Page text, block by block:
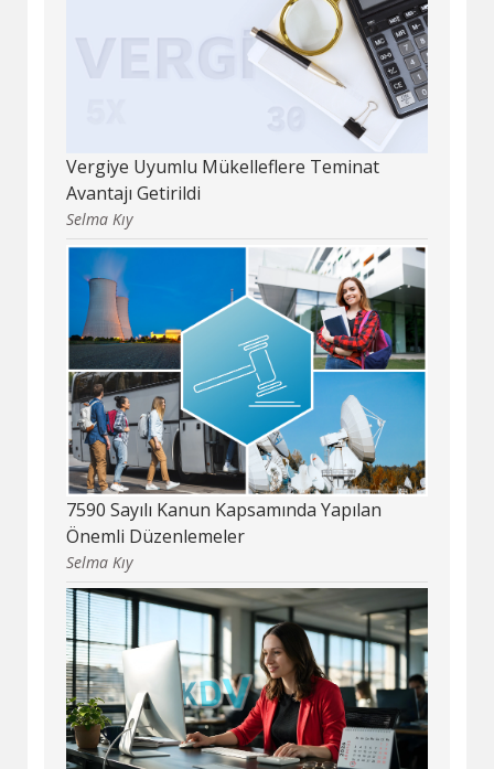
Vergiye Uyumlu Mükelleflere Teminat
Avantajı Getirildi
Selma Kıy
7590 Sayılı Kanun Kapsamında Yapılan
Önemli Düzenlemeler
Selma Kıy